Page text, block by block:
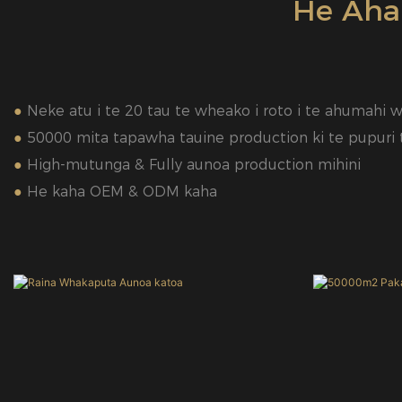
He
● Neke atu i te 20 tau te wheako i roto i te ahumahi
● 50000 mita tapawha tauine production ki te pupuri
● High-mutunga & Fully aunoa production mihini
● He kaha OEM & ODM kaha